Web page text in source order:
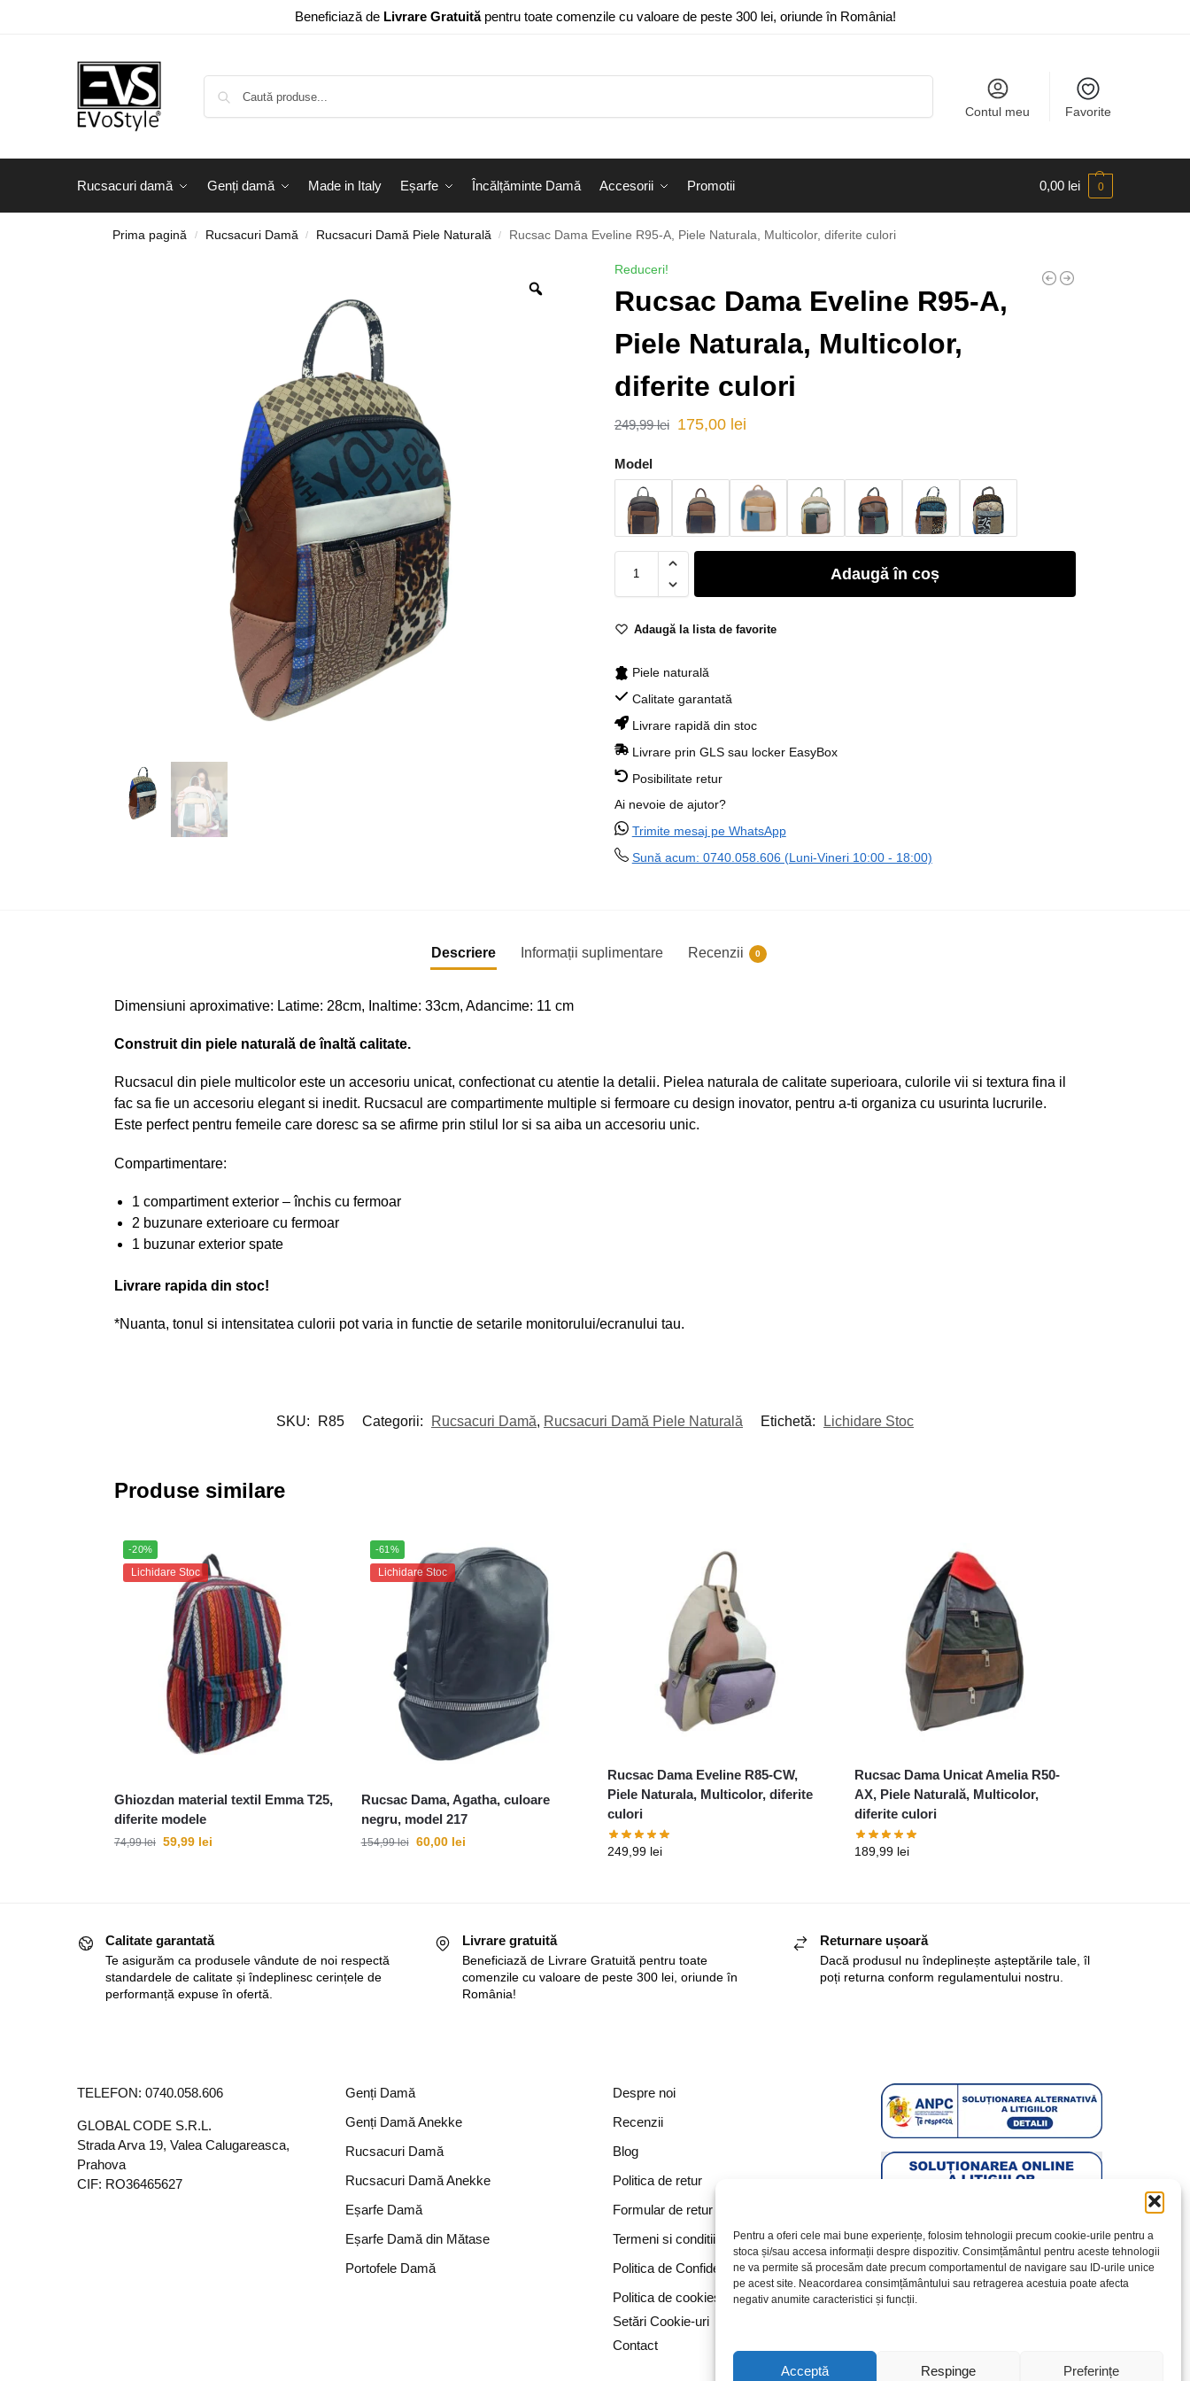
Pentru a oferi cele mai bune experiențe, folosim tehnologii precum cookie-urile pentru a
stoca și/sau accesa informații despre dispozitiv. Consimțământul pentru aceste tehnologii
ne va permite să procesăm date precum comportamentul de navigare sau ID-urile unice
pe acest site. Neacordarea consimțământului sau retragerea acestuia poate afecta
negativ anumite caracteristici și funcții.
Acceptă Respinge Preferințe
Beneficiază de Livrare Gratuităpentru toate comenzile cu valoare de peste 300 lei, oriunde în România!
Contul meu Favorite
Rucsacuri damă Genți damă Made in Italy Eșarfe Încălțăminte Damă Accesorii Promotii 0,00 lei 0
Prima pagină / Rucsacuri Damă / Rucsacuri Damă Piele Naturală / Rucsac Dama Eveline R95-A, Piele Naturala, Multicolor, diferite culori
Reduceri!
Rucsac Dama Eveline R95-A,
Piele Naturala, Multicolor,
diferite culori
249,99lei 175,00 lei
Model
Adaugă în coș
Adaugă la lista de favorite
Piele naturală
Calitate garantată
Livrare rapidă din stoc
Livrare prin GLS sau locker EasyBox
Posibilitate retur
Ai nevoie de ajutor?
Trimite mesaj pe WhatsApp
Sună acum: 0740.058.606 (Luni-Vineri 10:00 - 18:00)
Descriere Informații suplimentare Recenzii 0
Dimensiuni aproximative: Latime: 28cm, Inaltime: 33cm, Adancime: 11 cm
Construit din piele naturală de înaltă calitate.
Rucsacul din piele multicolor este un accesoriu unicat, confectionat cu atentie la detalii. Pielea naturala de calitate superioara, culorile vii si textura fina il
fac sa fie un accesoriu elegant si inedit. Rucsacul are compartimente multiple si fermoare cu design inovator, pentru a-ti organiza cu usurinta lucrurile.
Este perfect pentru femeile care doresc sa se afirme prin stilul lor si sa aiba un accesoriu unic.
Compartimentare:
1 compartiment exterior – închis cu fermoar
2 buzunare exterioare cu fermoar
1 buzunar exterior spate
Livrare rapida din stoc!
*Nuanta, tonul si intensitatea culorii pot varia in functie de setarile monitorului/ecranului tau.
SKU: R85 Categorii: Rucsacuri Damă, Rucsacuri Damă Piele Naturală Etichetă: Lichidare Stoc
Produse similare
-20%
Lichidare Stoc
Ghiozdan material textil Emma T25,
diferite modele
74,99lei 59,99 lei
-61%
Lichidare Stoc
Rucsac Dama, Agatha, culoare
negru, model 217
154,99lei 60,00 lei
Rucsac Dama Eveline R85-CW,
Piele Naturala, Multicolor, diferite
culori
249,99 lei
Rucsac Dama Unicat Amelia R50-
AX, Piele Naturală, Multicolor,
diferite culori
189,99 lei
Calitate garantată
Te asigurăm ca produsele vândute de noi respectă
standardele de calitate și îndeplinesc cerințele de
performanță expuse în ofertă.
Livrare gratuită
Beneficiază de Livrare Gratuită pentru toate
comenzile cu valoare de peste 300 lei, oriunde în
România!
Returnare ușoară
Dacă produsul nu îndeplinește așteptările tale, îl
poți returna conform regulamentului nostru.
TELEFON: 0740.058.606
GLOBAL CODE S.R.L.
Strada Arva 19, Valea Calugareasca,
Prahova
CIF: RO36465627
Genți Damă
Genți Damă Anekke
Rucsacuri Damă
Rucsacuri Damă Anekke
Eșarfe Damă
Eșarfe Damă din Mătase
Portofele Damă
Despre noi
Recenzii
Blog
Politica de retur
Formular de retur
Termeni si conditii
Politica de Confidențialitate
Politica de cookies
Setări Cookie-uri
Contact